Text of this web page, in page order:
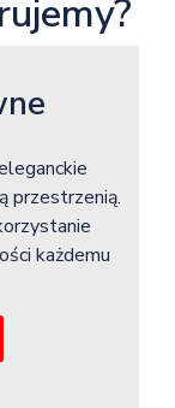
przestrzenią.
każdemu